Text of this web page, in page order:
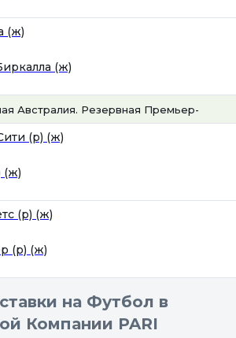
(ж)
(ж)
Австралия. Резервная Премьер-лига
(р) (ж)
(ж)
(р) (ж)
(р) (ж)
на Футбол в
Компании PARI